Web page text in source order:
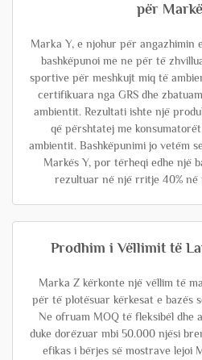
për
Marka Y, e njohur për angazhimin
bashkëpunoi me ne për të
sportive për meshkujt miq të
certifikuara nga GRS dhe
ambientit. Rezultati ishte një
që përshtatej me
ambientit. Bashkëpunimi jo vetëm
Markës Y, por tërheqi edhe një
rezultuar në një rritje 40% në
Prodhim i Vëllimit të
Marka Z kërkonte një vëllim të
për të plotësuar kërkesat e bazës
Ne ofruam MOQ të fleksibël dhe
duke dorëzuar mbi 50.000 njësi
efikas i bërjes së mostrave lejoi